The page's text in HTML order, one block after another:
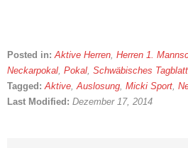
Posted in: Aktive Herren Herren 1.
Neckarpokal Pokal Schwäbisches Tagblatt
Tagged: Aktive Auslosung Micki Sport
Last Modified: Dezember 17, 2014